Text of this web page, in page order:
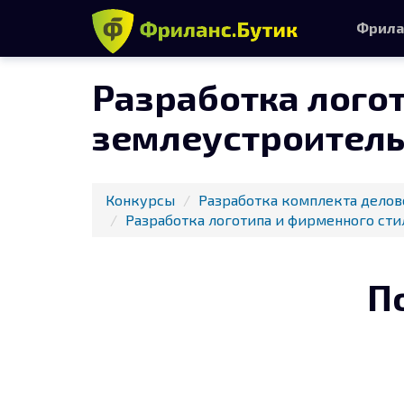
Разработка
Конкурсы
Разработка комплекта
Разработка логотипа и фирменного